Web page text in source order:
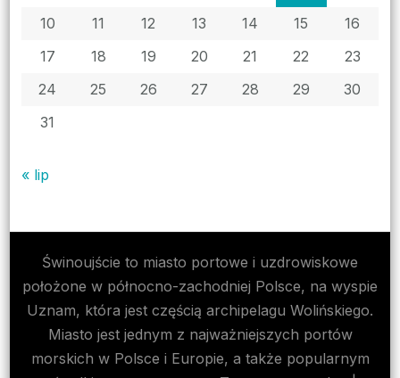
10
11 12 13 14 15
16
17
18 19 20 21 22
23
24
25 26 27 28 29
30
31
« lip
Świnoujście to miasto portowe i uzdrowiskowe
położone w północno-zachodniej Polsce, na wyspie
Uznam, która jest częścią archipelagu Wolińskiego.
Miasto jest jednym z najważniejszych portów
morskich w Polsce i Europie, a także popularnym